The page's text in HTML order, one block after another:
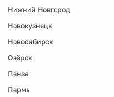
Нижний Новгород
Новокузнецк
Новосибирск
Озёрск
Пенза
Пермь